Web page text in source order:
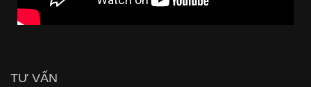
TƯ VẤN